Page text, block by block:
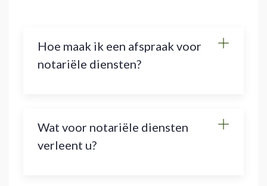
Hoe maak ik een afspraak voor
notariële diensten?
Wat voor notariële diensten
verleent u?